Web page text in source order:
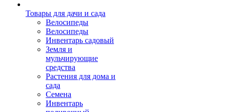
Товары для дачи и сада
Велосипеды
Велосипеды
Инвентарь садовый
Земля и
мульчирующие
средства
Растения для дома и
сада
Семена
Инвентарь